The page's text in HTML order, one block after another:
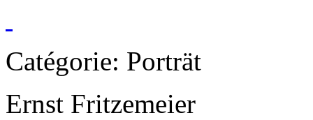
Catégorie: Porträt
Ernst Fritzemeier